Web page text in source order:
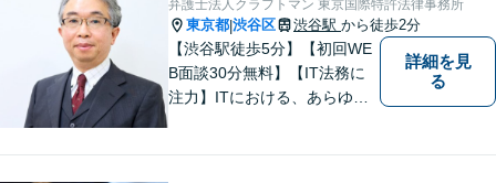
弁護士法人クラフトマン 東京国際特許法律事務所
東京都|渋谷区 渋谷駅 から徒歩2分
【渋谷駅徒歩5分】【初回WE
B面談30分無料】【IT法務に
注力】ITにおける、あらゆる
詳細を見
る